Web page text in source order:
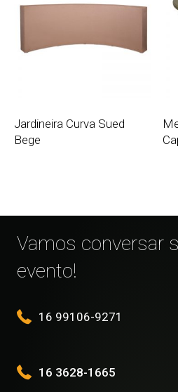
Jardineira Curva Sued
Bege
Vamos conversar
evento!
16 99106-9271
16 3628-1665